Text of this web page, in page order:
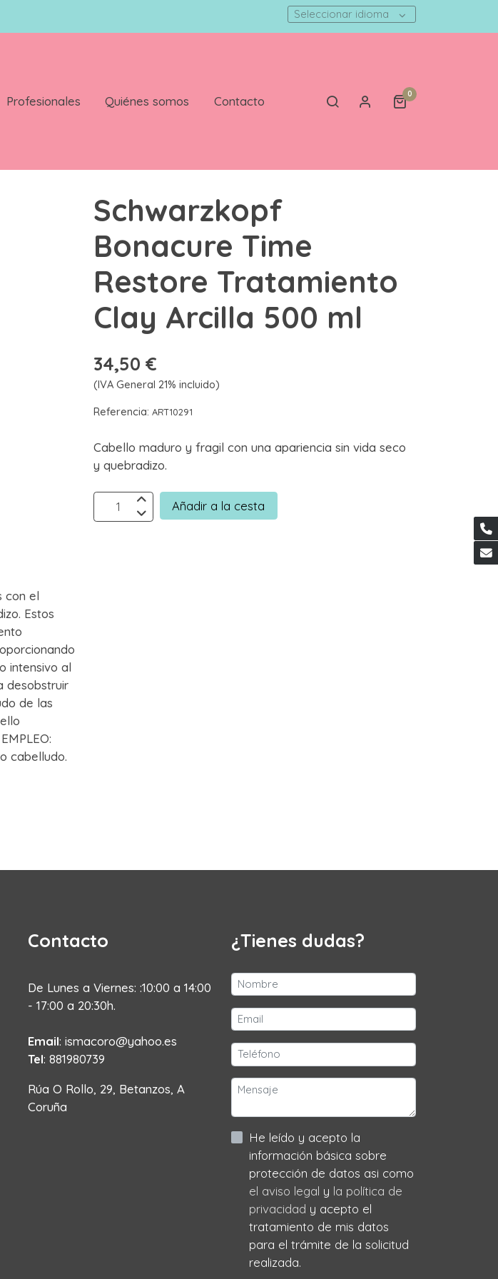
Seleccionar idioma
Profesionales Quiénes somos Contacto 0
500 ml
con el
Estos
intensivo al
desobstruir
de las
cabelludo.
Schwarzkopf
Bonacure Time
Restore Tratamiento
Clay Arcilla 500 ml
34,50 €
(IVA General 21% incluido)
Referencia:ART10291
Cabello maduro y fragil con una apariencia sin vida seco
y quebradizo.
Añadir a la cesta
Contacto
De Lunes a Viernes: :10:00 a 14:00
- 17:00 a 20:30h.
Email: ismacoro@yahoo.es
Tel: 881980739
Rúa O Rollo, 29, Betanzos, A
Coruña
¿Tienes dudas?
He leído y acepto la
información básica sobre
protección de datos asi como
el aviso legal y la política de
privacidad y acepto el
tratamiento de mis datos
para el trámite de la solicitud
realizada.